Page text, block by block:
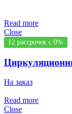
Read more
Close
12 рассрочек с 0%
На заказ
Read more
Close